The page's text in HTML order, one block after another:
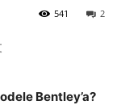
2
541
Bentley’a?